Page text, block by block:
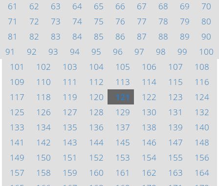
61
62 63 64 65 66 67 68 69
70
71
72 73 74 75 76 77 78 79
80
81
82 83 84 85 86 87 88 89
90
91
92 93 94 95 96 97 98 99
100
101
102 103 104 105 106 107
108
109
110 111 112 113 114 115
116
117
118 119 120 121 122 123
124
125
126 127 128 129 130 131
132
133
134 135 136 137 138 139
140
141
142 143 144 145 146 147
148
149
150 151 152 153 154 155
156
157
158 159 160 161 162 163
164